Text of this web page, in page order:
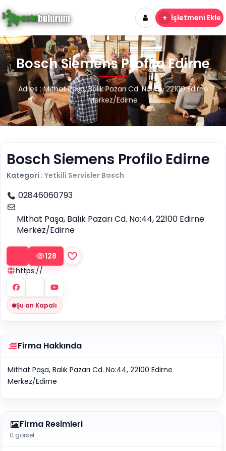
+ İşletmeni Ekle
Bosch Siemens Profilo Edirne
Adres : Mithat Paşa, Balık Pazarı Cd. No:44, 22100 Edirne
Merkez/Edirne
Bosch Siemens Profilo Edirne
Kategori : Yetkili Servisler Bosch
02846060793
Mithat Paşa, Balık Pazarı Cd. No:44, 22100 Edirne
Merkez/Edirne
128
https://
Şu an Kapalı
Firma Hakkında
Mithat Paşa, Balık Pazarı Cd. No:44, 22100 Edirne
Merkez/Edirne
Firma Resimleri
0 görsel